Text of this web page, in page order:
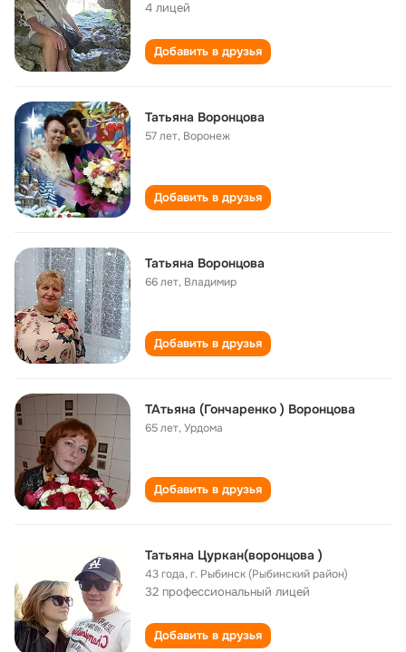
4 лицей
Добавить в друзья
Татьяна Воронцова
57 лет, Воронеж
Добавить в друзья
Татьяна Воронцова
66 лет, Владимир
Добавить в друзья
ТАтьяна (Гончаренко ) Воронцова
65 лет,Урдома
Добавить в друзья
Татьяна Цуркан(воронцова )
43 года,г. Рыбинск (Рыбинский район)
32 профессиональный лицей
Добавить в друзья